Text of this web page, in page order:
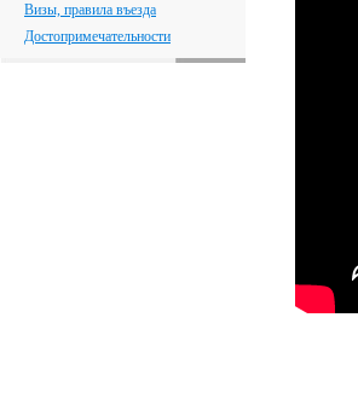
Визы, правила въезда
Достопримечательности